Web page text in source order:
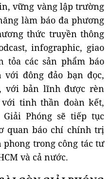
vững vàng lập trường
làm báo đa phương
thức truyền thông
infographic, giao
các sản phẩm báo
đông đảo bạn đọc,
với bản lĩnh được rèn
tinh thần đoàn kết,
Phóng sẽ tiếp tục
quan báo chí chính trị
trong công tác tư
và cả nước.